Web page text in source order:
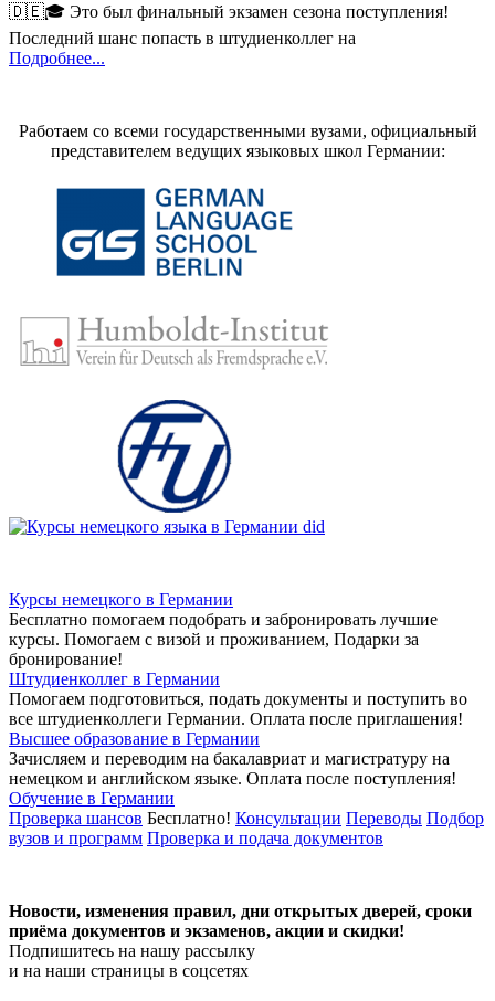
🇩🇪🎓 Это был финальный экзамен сезона поступления!
Последний шанс попасть в штудиенколлег на
Подробнее...
Работаем со всеми государственными вузами, официальный
представителем ведущих языковых школ Германии:
Курсы немецкого в Германии
Бесплатно помогаем подобрать и забронировать лучшие
курсы. Помогаем с визой и проживанием, Подарки за
бронирование!
Штудиенколлег в Германии
Помогаем подготовиться, подать документы и поступить во
все штудиенколлеги Германии. Оплата после приглашения!
Высшее образование в Германии
Зачисляем и переводим на бакалавриат и магистратуру на
немецком и английском языке. Оплата после поступления!
Обучение в Германии
Проверка шансов Бесплатно! Консультации Переводы Подбор
вузов и программ Проверка и подача документов
Новости, изменения правил, дни открытых дверей, сроки
приёма документов и экзаменов, акции и скидки!
Подпишитесь на нашу рассылку
и на наши страницы в соцсетях